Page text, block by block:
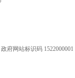
政府网站标识码 1522000001